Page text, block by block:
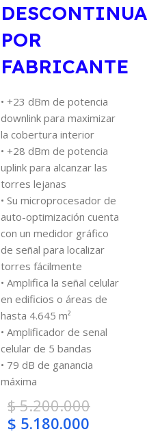
POR
FABRICANTE
• +23 dBm de potencia
downlink para maximizar
la cobertura interior
• +28 dBm de potencia
uplink para alcanzar las
torres lejanas
• Su microprocesador de
auto-optimización cuenta
con un medidor gráfico
de señal para localizar
torres fácilmente
• Amplifica la señal celular
en edificios o áreas de
hasta 4.645 m²
• Amplificador de senal
celular de 5 bandas
• 79 dB de ganancia
máxima
$5.200.000
$ 5.180.000